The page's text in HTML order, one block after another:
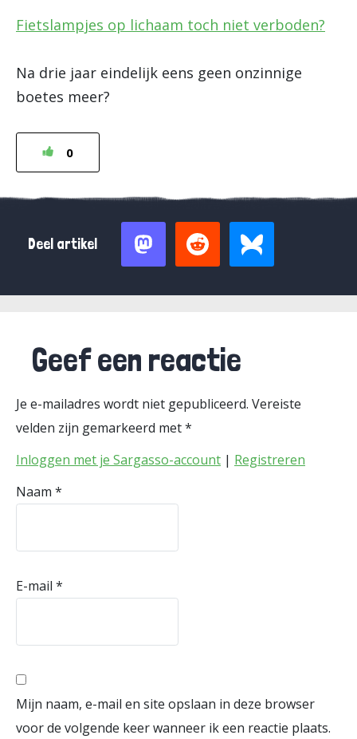
Fietslampjes op lichaam toch niet verboden?
Na drie jaar eindelijk eens geen onzinnige
boetes meer?
0
Deel artikel
Geef een reactie
Je e-mailadres wordt niet gepubliceerd. Vereiste
velden zijn gemarkeerd met*
Inloggen met je Sargasso-account | Registreren
Naam *
E-mail *
Mijn naam, e-mail en site opslaan in deze browser
voor de volgende keer wanneer ik een reactie plaats.